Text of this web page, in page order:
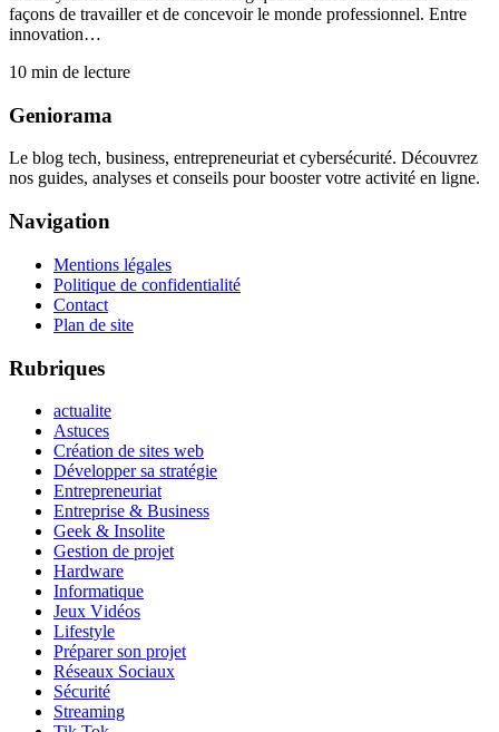
façons de travailler et de concevoir le monde professionnel. Entre
innovation…
10 min de lecture
Geniorama
Le blog tech, business, entrepreneuriat et cybersécurité. Découvrez
nos guides, analyses et conseils pour booster votre activité en ligne.
Navigation
Mentions légales
Politique de confidentialité
Contact
Plan de site
Rubriques
actualite
Astuces
Création de sites web
Développer sa stratégie
Entrepreneuriat
Entreprise & Business
Geek & Insolite
Gestion de projet
Hardware
Informatique
Jeux Vidéos
Lifestyle
Préparer son projet
Réseaux Sociaux
Sécurité
Streaming